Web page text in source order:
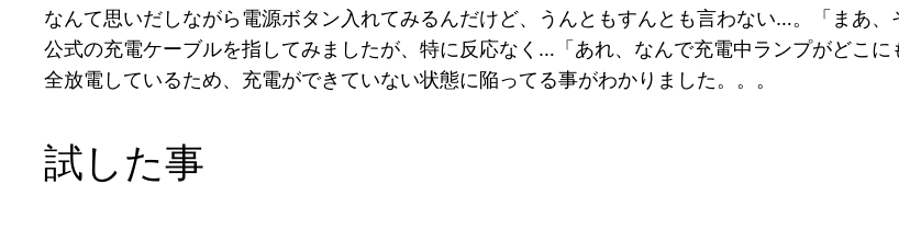
なんて思いだしながら電源ボタン入れてみるんだけど、うんともすんとも言わない…。「まあ
公式の充電ケーブルを指してみましたが、特に反応なく…「あれ、なんで充電中ランプがどこ
全放電しているため、充電ができていない状態に陥ってる事がわかりました。。。
試した事